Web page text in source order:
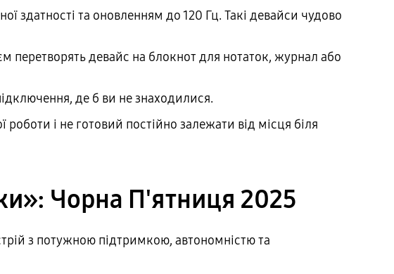
здатності та оновленням до 120 Гц. Такі девайси чудово
перетворять девайс на блокнот для нотаток, журнал або
де б ви не знаходилися.
і не готовий постійно залежати від місця біля
Чорна П'ятниця 2025
з потужною підтримкою, автономністю та